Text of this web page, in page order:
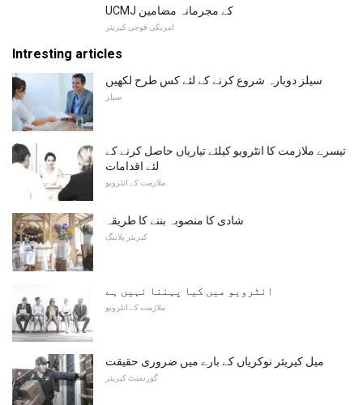
UCMJ کے مجرمانہ مضامین
امریکی فوجی کیریئر
Intresting articles
سیلز دوبارہ شروع کرنے کے لئے کس طرح لکھیں
سیلز
تیسرے ملازمت کا انٹرویو کیلئے تیاریاں حاصل کرنے کے
لئے اقدامات
ملازمت کے انٹرویو
شادی کا منصوبہ بننے کا طریقہ
کیریئر پلاننگ
انٹرویو میں کیا پہننا نہیں ہے
ملازمت کے انٹرویو
میل کیریئر نوکریاں کے بارے میں ضروری حقیقت
گورنمنٹ کیریئر